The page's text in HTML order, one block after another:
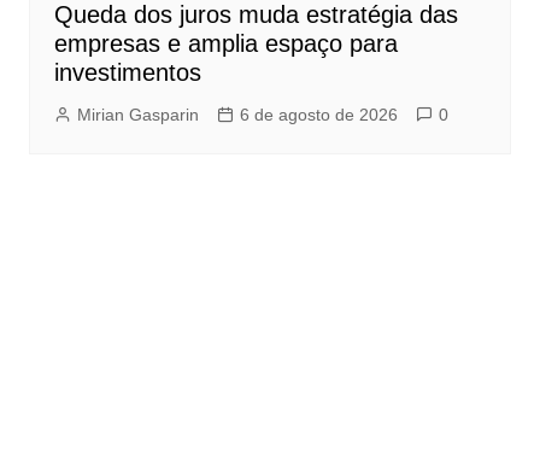
Queda dos juros muda estratégia das
empresas e amplia espaço para
investimentos
Mirian Gasparin 6 de agosto de 2026 0